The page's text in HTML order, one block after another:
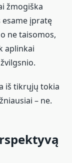
žmogiška
įpratę
ne taisomos,
aplinkai
iš tikrųjų tokia
– ne.